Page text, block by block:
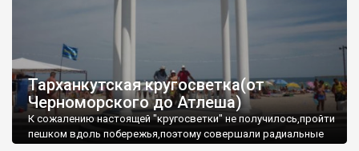
Тарханкутская кругосветка(от
Черноморского до Атлеша)
К сожалению настоящей "кругосветки" не получилось,пройти
пешком вдоль побережья,поэтому совершали радиальные